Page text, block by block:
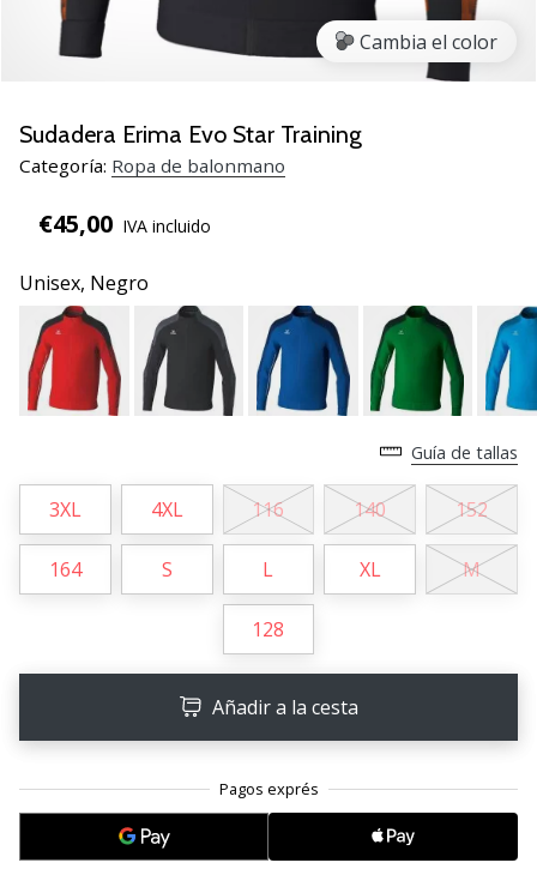
zapatillas
Accelerate
SQD
Descubre
actualizaciones
técnicas
y…
25. 11. 2024
¡Conviértete
en
embajador
Weplayhandball!
¡Te
en
nuestro
Cambia el color
Sudadera Erima Evo Star Training
Categoría: Ropa de balonmano
€45,00 IVA incluido
Unisex, Negro
Guía de tallas
3XL 4XL 116 140 152
164 S L XL M
128
Añadir a la cesta